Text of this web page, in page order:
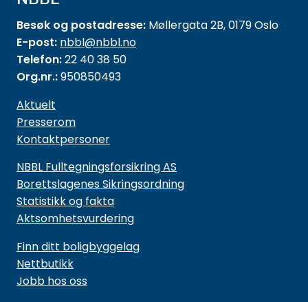
Besøk og postadresse: Møllergata 2B, 0179 Oslo
E-post: nbbl@nbbl.no
Telefon:22 40 38 50
Org.nr.:950850493
Aktuelt
Presserom
Kontaktpersoner
NBBL Fulltegningsforsikring AS
Borettslagenes Sikringsordning
Statistikk og fakta
Aktsomhetsvurdering
Finn ditt boligbyggelag
Nettbutikk
Jobb hos oss